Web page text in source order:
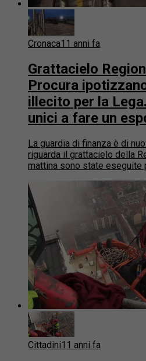
Cronaca11 anni fa
Grattacielo
Procura
illecito per la
unici a fare un
La guardia di finanza è di
riguarda il grattacielo della
mattina sono state eseguite
Cittadini11 anni fa